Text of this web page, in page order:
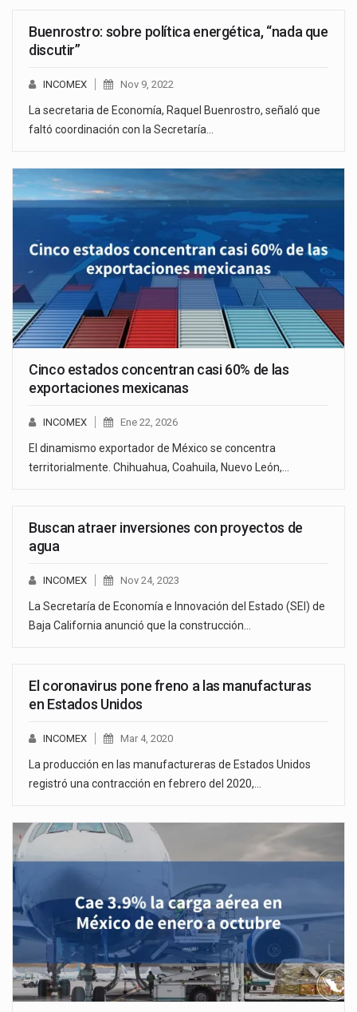
Buenrostro: sobre política energética, “nada que
discutir”
INCOMEX Nov 9, 2022
La secretaria de Economía, Raquel Buenrostro, señaló que
faltó coordinación con la Secretaría…
Cinco estados concentran casi 60% de las
exportaciones mexicanas
INCOMEX Ene 22, 2026
El dinamismo exportador de México se concentra
territorialmente. Chihuahua, Coahuila, Nuevo León,…
Buscan atraer inversiones con proyectos de
agua
INCOMEX Nov 24, 2023
La Secretaría de Economía e Innovación del Estado (SEI) de
Baja California anunció que la construcción…
El coronavirus pone freno a las manufacturas
en Estados Unidos
INCOMEX Mar 4, 2020
La producción en las manufactureras de Estados Unidos
registró una contracción en febrero del 2020,…